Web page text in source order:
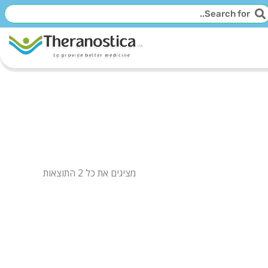
חיפוש
מציגים את כל ⁦2⁩ התוצאות